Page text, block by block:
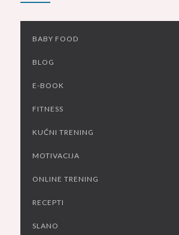
BABY FOOD
BLOG
E-BOOK
FITNESS
KUĆNI TRENING
MOTIVACIJA
ONLINE TRENING
RECEPTI
SLANO